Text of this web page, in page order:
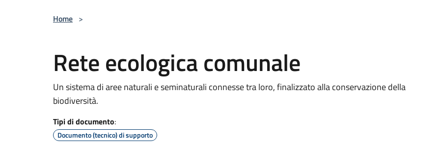
Home >
Rete ecologica comunale
Un sistema di aree naturali e seminaturali connesse tra loro, finalizzato alla conservazione della
biodiversità.
Tipi di documento:
Documento (tecnico) di supporto